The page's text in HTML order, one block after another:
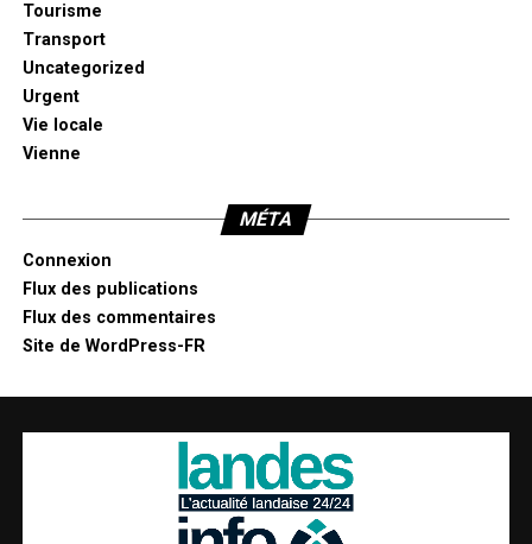
Tourisme
Transport
Uncategorized
Urgent
Vie locale
Vienne
MÉTA
Connexion
Flux des publications
Flux des commentaires
Site de WordPress-FR